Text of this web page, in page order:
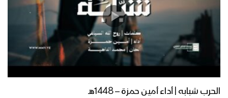
الحرب شبابه | أداء أمين حمزة – 1448هـ